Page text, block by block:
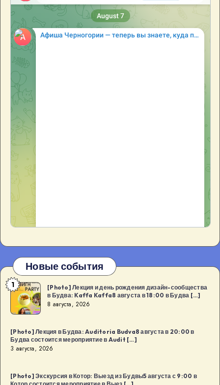
Новые события
[Photo]
Лекция
и
рождения
дизайн-
в
1
[Photo] Лекция и день рождения дизайн-сообщества
в Будва: Kaffa Kaffa8 августа в 18:00 в Будва […]
8 августа, 2026
[Photo] Лекция в Будва: Auditoria Budva8 августа в 20:00 в
Будва состоится мероприятие в Audit […]
3 августа, 2026
[Photo] Экскурсия в Котор: Выезд из Будвы5 августа с 9:00 в